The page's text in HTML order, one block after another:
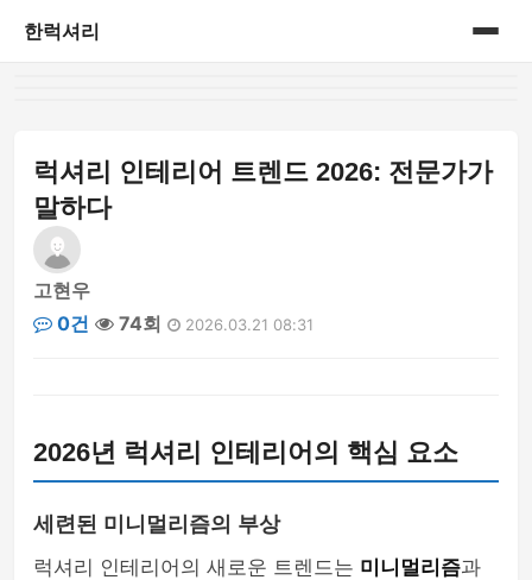
한럭셔리
럭셔리 인테리어 트렌드 2026: 전문가가
말하다
고현우
0건
74회 2026.03.21 08:31
2026년 럭셔리 인테리어의 핵심 요소
세련된 미니멀리즘의 부상
럭셔리 인테리어의 새로운 트렌드는 미니멀리즘과